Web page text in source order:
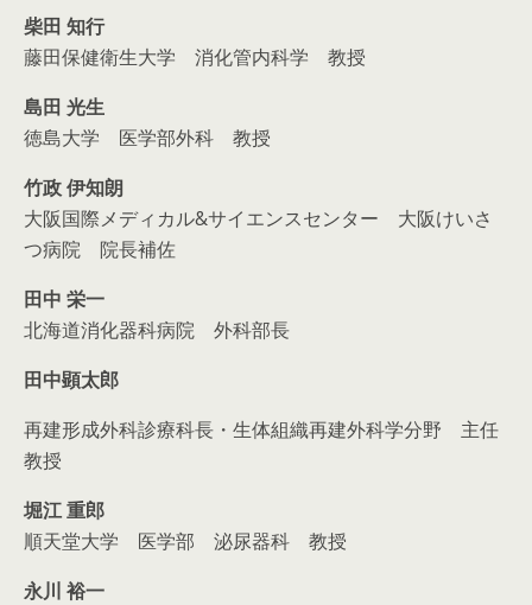
柴田 知行
藤田保健衛生大学 消化管内科学 教授
島田 光生
徳島大学 医学部外科 教授
竹政 伊知朗
大阪国際メディカル&サイエンスセンター 大阪けいさ
つ病院 院長補佐
田中 栄一
北海道消化器科病院 外科部長
田中顕太郎
再建形成外科診療科長・生体組織再建外科学分野 主任
教授
堀江 重郎
順天堂大学 医学部 泌尿器科 教授
永川 裕一